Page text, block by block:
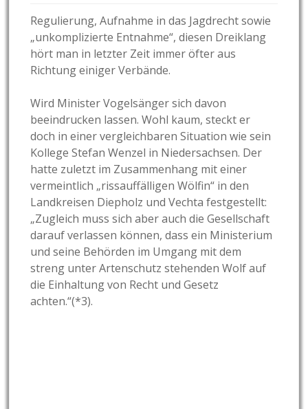
Regulierung, Aufnahme in das Jagdrecht sowie
„unkomplizierte Entnahme“, diesen Dreiklang
hört man in letzter Zeit immer öfter aus
Richtung einiger Verbände.
Wird Minister Vogelsänger sich davon
beeindrucken lassen. Wohl kaum, steckt er
doch in einer vergleichbaren Situation wie sein
Kollege Stefan Wenzel in Niedersachsen. Der
hatte zuletzt im Zusammenhang mit einer
vermeintlich „rissauffälligen Wölfin“ in den
Landkreisen Diepholz und Vechta festgestellt:
„Zugleich muss sich aber auch die Gesellschaft
darauf verlassen können, dass ein Ministerium
und seine Behörden im Umgang mit dem
streng unter Artenschutz stehenden Wolf auf
die Einhaltung von Recht und Gesetz
achten.“(*3).